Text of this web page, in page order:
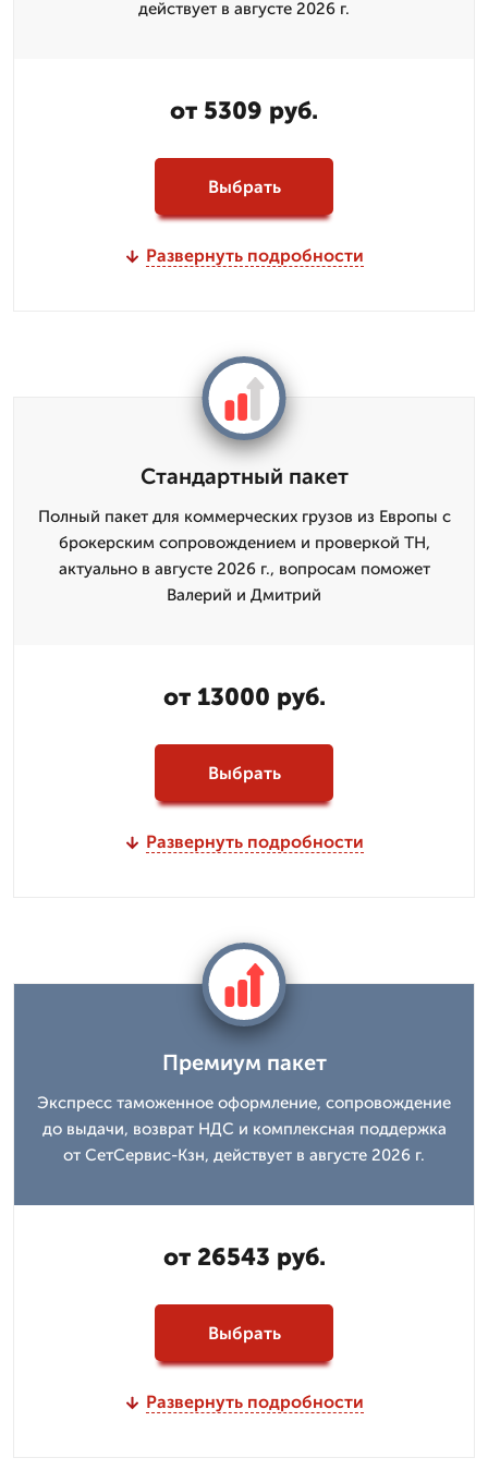
действует в августе 2026 г.
от 5309 руб.
Выбрать
Развернуть подробности
Стандартный пакет
Полный пакет для коммерческих грузов из Европы с
брокерским сопровождением и проверкой ТН,
актуально в августе 2026 г., вопросам поможет
Валерий и Дмитpий
от 13000 руб.
Выбрать
Развернуть подробности
Премиум пакет
Экспресс таможенное оформление, сопровождение
до выдачи, возврат НДС и комплексная поддержка
от СетСервис-Кзн, действует в августе 2026 г.
от 26543 руб.
Выбрать
Развернуть подробности